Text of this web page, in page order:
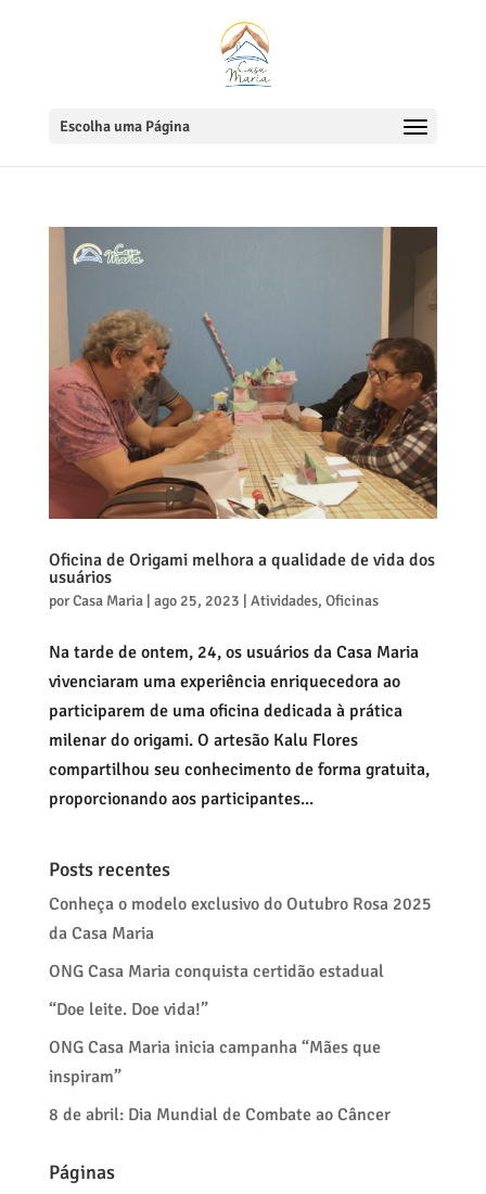
Escolha uma Página
Oficina de Origami melhora a qualidade de vida dos
usuários
porCasa Maria| ago 25, 2023 Atividades, Oficinas
Na tarde de ontem, 24, os usuários da Casa Maria
vivenciaram uma experiência enriquecedora ao
participarem de uma oficina dedicada à prática
milenar do origami. O artesão Kalu Flores
compartilhou seu conhecimento de forma gratuita,
proporcionando aos participantes...
Posts recentes
Conheça o modelo exclusivo do Outubro Rosa 2025
da Casa Maria
ONG Casa Maria conquista certidão estadual
“Doe leite. Doe vida!”
ONG Casa Maria inicia campanha “Mães que
inspiram”
8 de abril: Dia Mundial de Combate ao Câncer
Páginas